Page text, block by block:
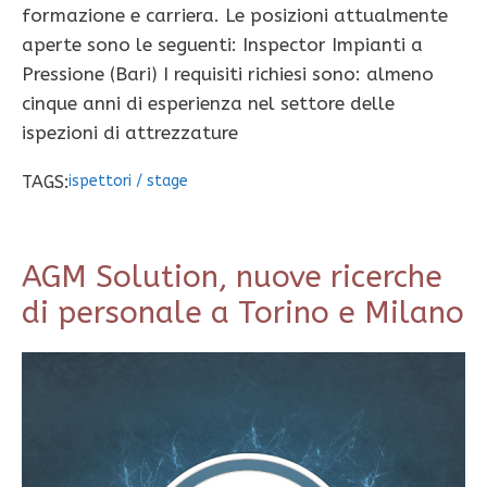
formazione e carriera. Le posizioni attualmente
aperte sono le seguenti: Inspector Impianti a
Pressione (Bari) I requisiti richiesi sono: almeno
cinque anni di esperienza nel settore delle
ispezioni di attrezzature
TAGS:ispettori / stage
AGM Solution, nuove ricerche
di personale a Torino e Milano